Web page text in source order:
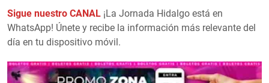
Sigue nuestro CANAL ¡La Jornada Hidalgo está en
WhatsApp! Únete y recibe la información más relevante del
día en tu dispositivo móvil.